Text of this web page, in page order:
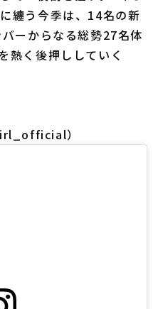
纏う今季は、14名の新
ーからなる総勢27名体
熱く後押ししていく
）